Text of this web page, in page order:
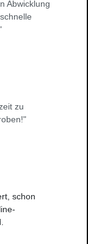
Abwicklung
zu
schon